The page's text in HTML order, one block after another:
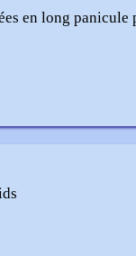
en long panicule